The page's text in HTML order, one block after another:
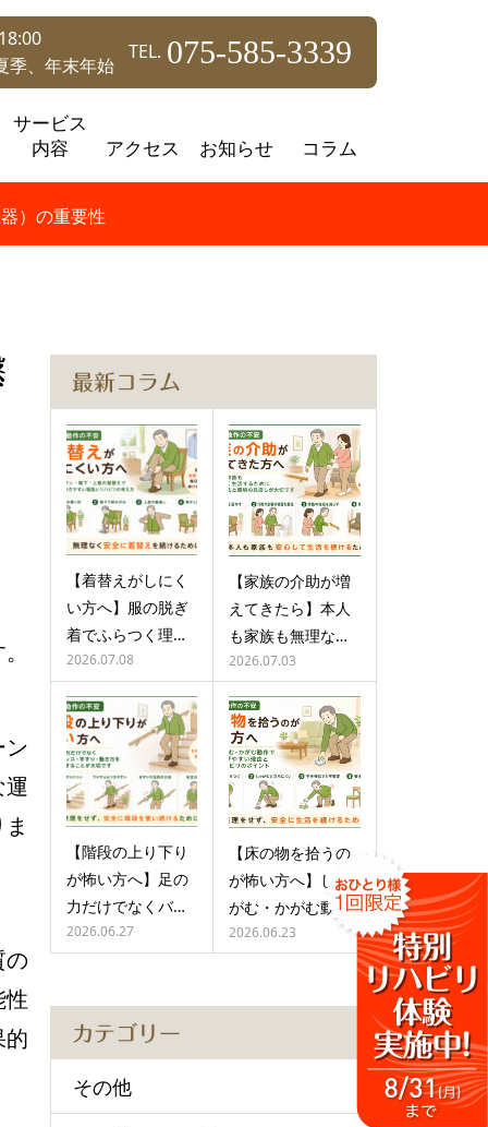
、年末年始
TEL. 075-585-3339
サービス
内容
アクセス お知らせ コラム
）の重要性
ン
の
性
的
最新コラム
【着替えがしにく
い方へ】服の脱ぎ
着でふらつく理…
2026.07.08
【家族の介助が増
えてきたら】本人
も家族も無理な…
2026.07.03
【階段の上り下り
が怖い方へ】足の
力だけでなくバ…
2026.06.27
【床の物を拾うの
が怖い方へ】しゃ
がむ・かがむ動…
2026.06.23
カテゴリー
その他